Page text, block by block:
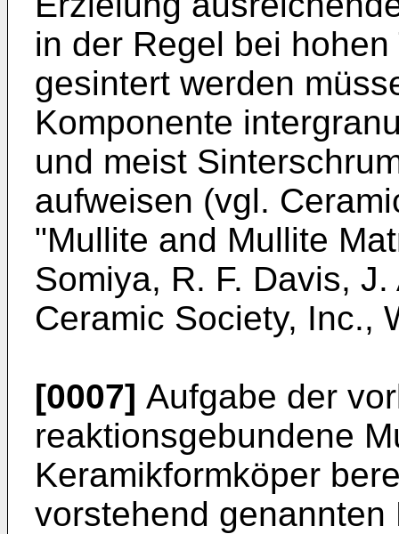
in der Regel bei
gesintert werden
Komponente
und meist
aufweisen (vgl.
"Mullite and Mullite
Somiya, R. F. Davis,
Ceramic Society, Inc.,
[0007] Aufgabe der
reaktionsgebundene
Keramikformköper
vorstehend